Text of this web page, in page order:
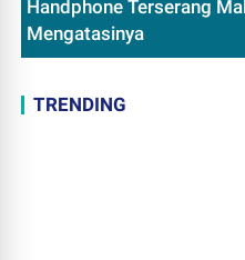
Handphone Terserang
Mengatasinya
TRENDING